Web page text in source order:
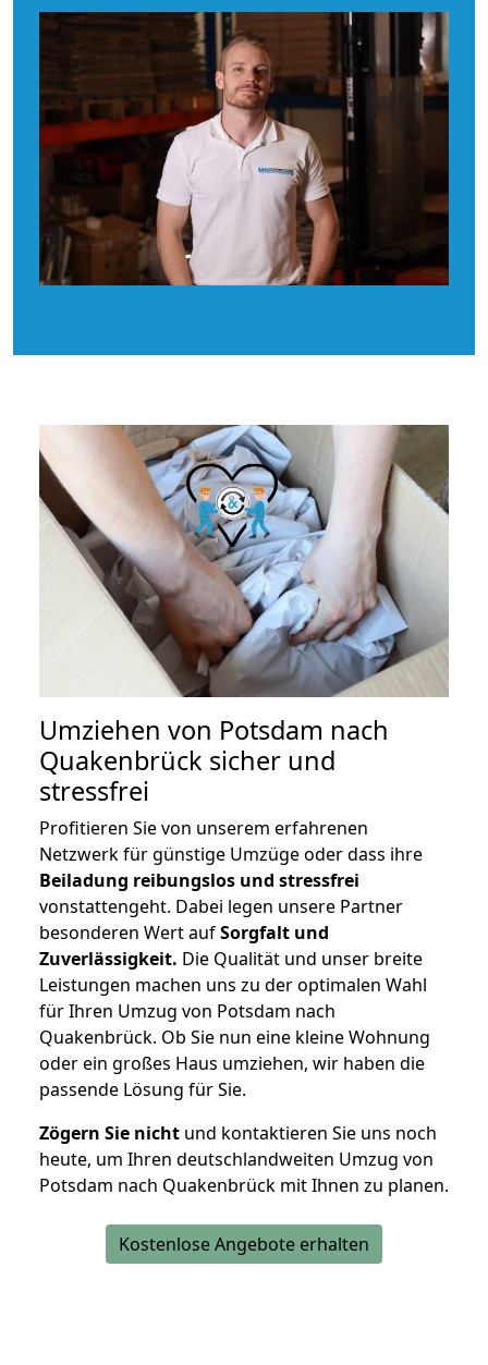
Umziehen von Potsdam nach
Quakenbrück sicher und
stressfrei
Profitieren Sie von unserem erfahrenen
Netzwerk für günstige Umzüge oder dass ihre
Beiladung reibungslos und stressfrei
vonstattengeht. Dabei legen unsere Partner
besonderen Wert aufSorgfalt und
Zuverlässigkeit. Die Qualität und unser breite
Leistungen machen uns zu der optimalen Wahl
für Ihren Umzug von Potsdam nach
Quakenbrück. Ob Sie nun eine kleine Wohnung
oder ein großes Haus umziehen, wir haben die
passende Lösung für Sie.
Zögern Sie nicht und kontaktieren Sie uns noch
heute, um Ihren deutschlandweiten Umzug von
Potsdam nach Quakenbrück mit Ihnen zu planen.
Kostenlose Angebote erhalten